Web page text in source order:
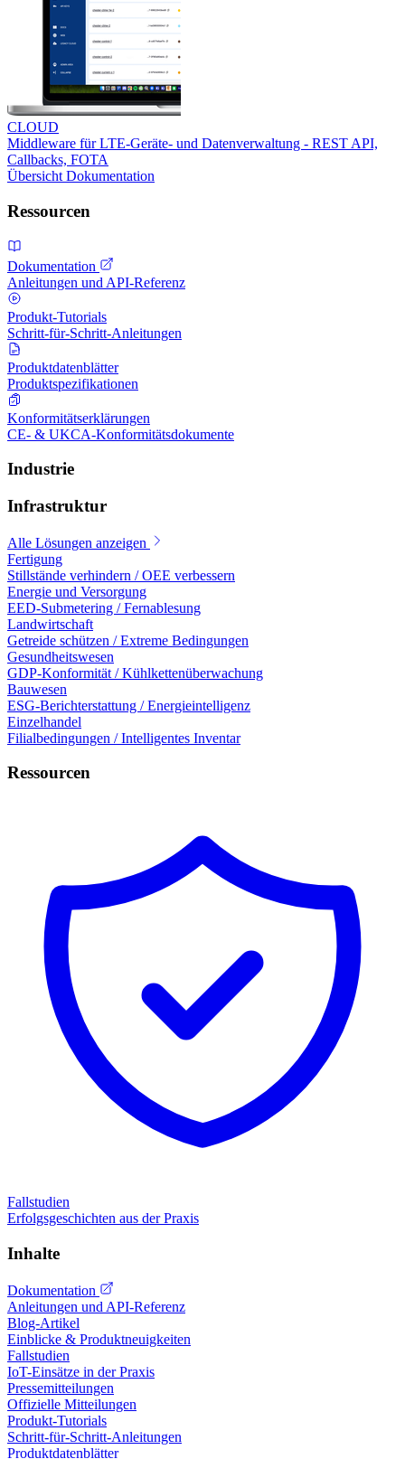
CLOUD
Middleware für LTE-Geräte- und Datenverwaltung - REST API,
Callbacks, FOTA
Übersicht Dokumentation
Ressourcen
Dokumentation
Anleitungen und API-Referenz
Produkt-Tutorials
Schritt-für-Schritt-Anleitungen
Produktdatenblätter
Produktspezifikationen
Konformitätserklärungen
CE- & UKCA-Konformitätsdokumente
Industrie
Infrastruktur
Alle Lösungen anzeigen
Fertigung
Stillstände verhindern / OEE verbessern
Energie und Versorgung
EED-Submetering / Fernablesung
Landwirtschaft
Getreide schützen / Extreme Bedingungen
Gesundheitswesen
GDP-Konformität / Kühlkettenüberwachung
Bauwesen
ESG-Berichterstattung / Energieintelligenz
Einzelhandel
Filialbedingungen / Intelligentes Inventar
Ressourcen
Fallstudien
Erfolgsgeschichten aus der Praxis
Inhalte
Dokumentation
Anleitungen und API-Referenz
Blog-Artikel
Einblicke & Produktneuigkeiten
Fallstudien
IoT-Einsätze in der Praxis
Pressemitteilungen
Offizielle Mitteilungen
Produkt-Tutorials
Schritt-für-Schritt-Anleitungen
Produktdatenblätter